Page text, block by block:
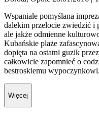
Wspaniale pomyślana
dalekim przelocie zwiedzić i
ale jakże odmienne
Kubańskie plaże
dopięta na ostatni guzik
całkowicie zapomnieć o
bestroskiemu wypoczynkowi.
Więcej